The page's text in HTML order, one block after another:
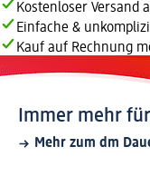
Kostenloser Versand
Einfache &
Kauf auf Rechnung
Immer mehr
Mehr zum dm